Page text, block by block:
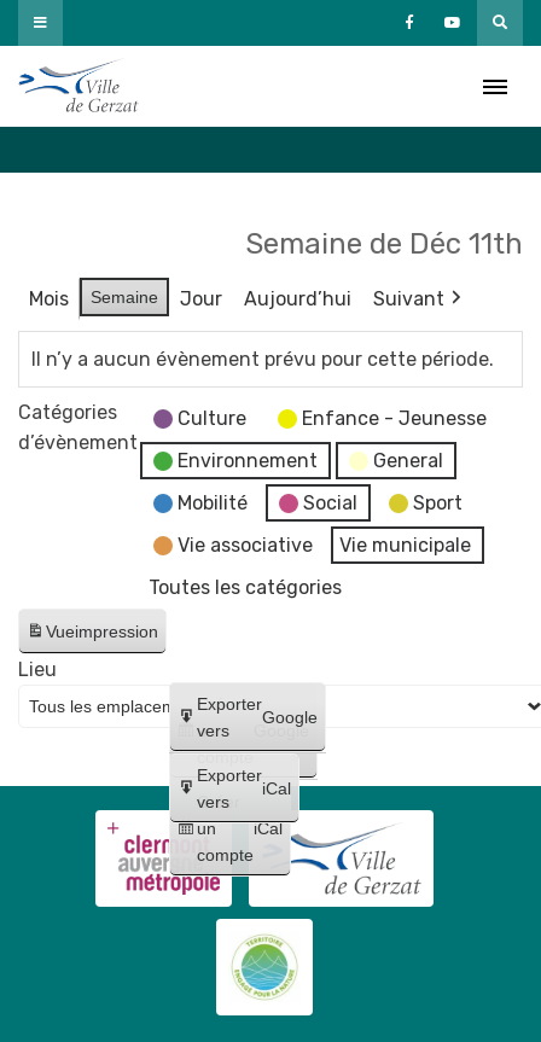
Passer
au
contenu
Semaine de Déc 11th
Mois Semaine Jour Aujourd’hui Suivant
Il n’y a aucun évènement prévu pour cette période.
Catégories
d’évènement
Culture
Enfance - Jeunesse
Environnement
General
Mobilité
Social
Sport
Vie associative
Vie municipale
Toutes les catégories
Vueimpression
Créer
un
compte
Google
Créer
un
compte
iCal
Exporter
vers
Google
Exporter
vers
iCal
Lieu